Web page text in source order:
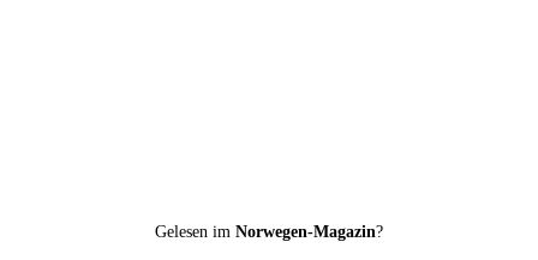
Gelesen im Norwegen-Magazin?